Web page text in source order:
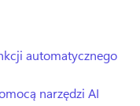
automatycznego
narzędzi AI